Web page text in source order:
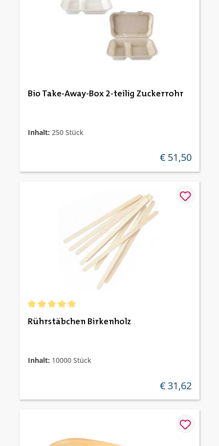
Bio Take-Away-Box 2-teilig Zuckerrohr
Inhalt: 250 Stück
regulärer preis:
€ 51,50
Rührstäbchen Birkenholz
Inhalt: 10000 Stück
regulärer preis:
€ 31,62